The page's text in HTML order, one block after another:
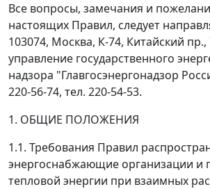
Все вопросы, замечания и
настоящих Правил, следует
103074, Москва, К-74, Китайский пр.,
управление государственного
надзора "Главгосэнергонадзор
220-56-74, тел. 220-54-53.
1. ОБЩИЕ ПОЛОЖЕНИЯ
1.1. Требования Правил
энергоснабжающие организации и
тепловой энергии при взаимных